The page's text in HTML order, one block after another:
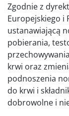
Zgodnie z
Europejskiego i
ustanawiającą
pobierania,
krwi oraz
podnoszenia
do krwi i
dobrowolne i